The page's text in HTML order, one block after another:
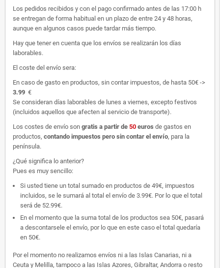
Los pedidos recibidos y con el pago confirmado antes de las 17:00 h
se entregan de forma habitual en un plazo de entre 24 y 48 horas,
aunque en algunos casos puede tardar más tiempo.
Hay que tener en cuenta que los envíos se realizarán los días
laborables.
El coste del envío sera:
En caso de gasto en productos, sin contar impuestos, de hasta 50€ ->
3.99 €
Se consideran días laborables de lunes a viernes, excepto festivos
(incluidos aquellos que afecten al servicio de transporte).
Los costes de envío son gratis a partir de 50 euros de gastos en
productos, contando impuestos pero sin contar el envío, para la
península.
¿Qué significa lo anterior?
Pues es muy sencillo:
Si usted tiene un total sumado en productos de 49€, impuestos
incluidos, se le sumará al total el envío de 3.99€. Por lo que el total
será de 52.99€.
En el momento que la suma total de los productos sea 50€, pasará
a descontarsele el envío, por lo que en este caso el total quedaría
en 50€.
Por el momento no realizamos envíos ni a las Islas Canarias, ni a
Ceuta y Melilla, tampoco a las Islas Azores, Gibraltar, Andorra o resto